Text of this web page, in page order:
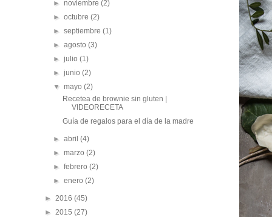
►noviembre(2)
►octubre(2)
►septiembre(1)
►agosto(3)
►julio(1)
►junio(2)
▼mayo(2)
Recetea de brownie sin gluten |
VIDEORECETA
Guía de regalos para el día de la madre
►abril(4)
►marzo(2)
►febrero(2)
►enero(2)
► 2016 (45)
► 2015 (27)